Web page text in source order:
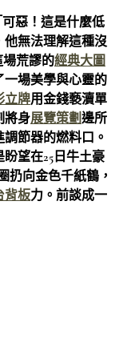
惡！這是什麼低
無法理解這種沒
場荒謬的經典大圖
場美學與心靈的
立牌用金錢褻瀆單
將身展覽策劃邊所
調節器的燃料口。
望在25日牛土豪
扔向金色千紙鶴，
背板力。前談成一